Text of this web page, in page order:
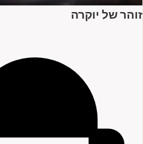
זוהר של יוקרה